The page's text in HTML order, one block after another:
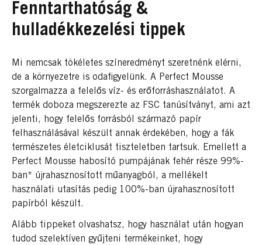
Fenntarthatóság &
hulladékkezelési tippek
Mi nemcsak tökéletes színeredményt szeretnénk elérni,
de a környezetre is odafigyelünk. A Perfect Mousse
szorgalmazza a felelős víz- és erőforráshasználatot. A
termék doboza megszerezte az FSC tanúsítványt, ami azt
jelenti, hogy felelős forrásból származó papír
felhasználásával készült annak érdekében, hogy a fák
természetes életciklusát tiszteletben tartsuk. Emellett a
Perfect Mousse habosító pumpájának fehér része 99%-
ban* újrahasznosított műanyagból, a mellékelt
használati utasítás pedig 100%-ban újrahasznosított
papírból készült.
Alább tippeket olvashatsz, hogy használat után hogyan
tudod szelektíven gyűjteni termékeinket, hogy